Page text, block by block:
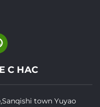
С НАС
town Yuyao